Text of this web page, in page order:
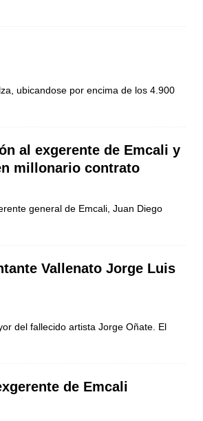
ubicandose por encima de los 4.900
al exgerente de Emcali y
millonario contrato
general de Emcali, Juan Diego
Vallenato Jorge Luis
del fallecido artista Jorge Oñate. El
de Emcali